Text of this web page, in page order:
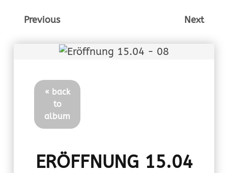
Previous Next
« back
to
album
ERÖFFNUNG 15.04